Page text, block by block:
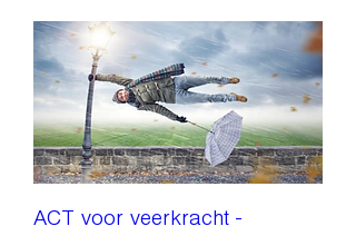
ACT voor veerkracht -